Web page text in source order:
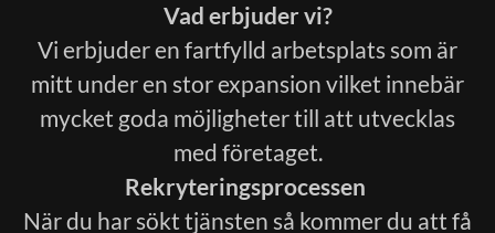
Vad erbjuder vi?
Vi erbjuder en fartfylld arbetsplats som är
mitt under en stor expansion vilket innebär
mycket goda möjligheter till att utvecklas
med företaget.
Rekryteringsprocessen
När du har sökt tjänsten så kommer du att få